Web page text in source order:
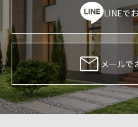
LINEで
メールで